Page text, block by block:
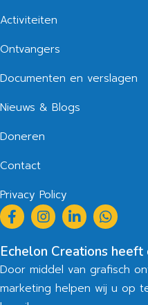
Activiteiten
Ontvangers
Documenten en verslagen
Nieuws & Blogs
Doneren
Contact
Privacy Policy
Echelon Creations
Door middel van grafisch
marketing helpen wij u op